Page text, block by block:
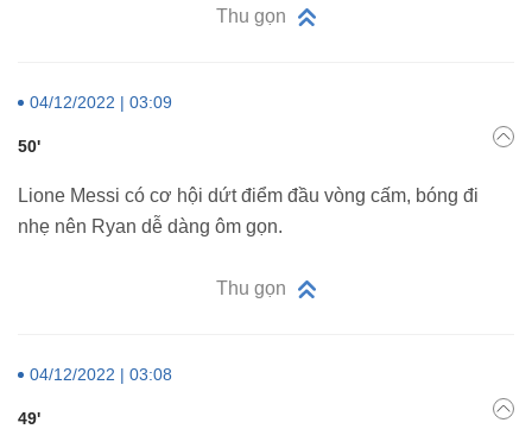
Thu gọn
04/12/2022 | 03:09
50'
Lione Messi có cơ hội dứt điểm đầu vòng cấm, bóng đi
nhẹ nên Ryan dễ dàng ôm gọn.
Thu gọn
04/12/2022 | 03:08
49'